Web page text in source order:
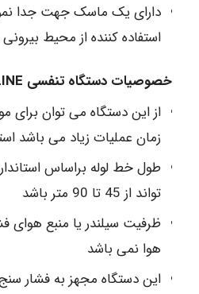
دارای یک ماسک جهت جدا
استفاده کننده از محیط
خصوصیات دستگاه تنفسی AIR-LINE
از این دستگاه می توان
زمان عملیات زیاد می باشد
طول خط لوله براساس
تواند از 45 تا 90 متر باشد
هوا نمی باشد
این دستگاه مجهز به فشار